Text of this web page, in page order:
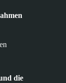
die